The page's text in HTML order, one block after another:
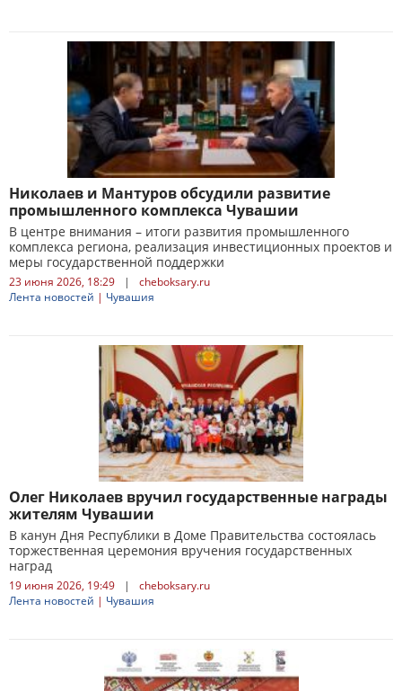
Николаев и Мантуров обсудили развитие
промышленного комплекса Чувашии
В центре внимания – итоги развития промышленного
комплекса региона, реализация инвестиционных проектов и
меры государственной поддержки
23 июня 2026, 18:29 |
cheboksary.ru
Лента новостей | Чувашия
Олег Николаев вручил государственные награды
жителям Чувашии
В канун Дня Республики в Доме Правительства состоялась
торжественная церемония вручения государственных
наград
19 июня 2026, 19:49 |
cheboksary.ru
Лента новостей | Чувашия